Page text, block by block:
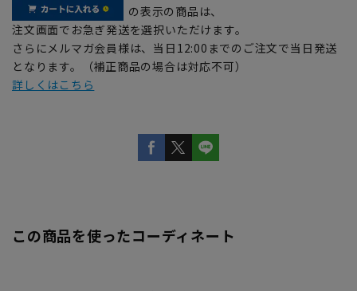
の表示の商品は、
注文画面でお急ぎ発送を選択いただけます。
さらにメルマガ会員様は、当日12:00までのご注文で当日発送
となります。（補正商品の場合は対応不可）
詳しくはこちら
この商品を使ったコーディネート